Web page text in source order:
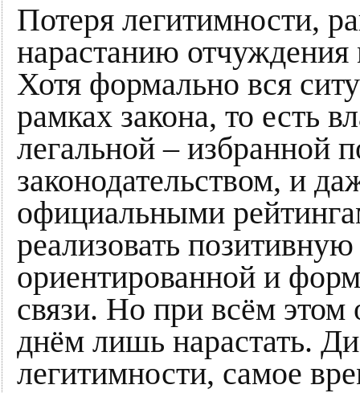
Потеря легитимности,
нарастанию
Хотя формально вся
рамках закона, то есть
легальной – избранной
законодательством, и
официальными
реализовать
ориентированной и
связи. Но при всём
днём лишь нарастать.
легитимности, самое